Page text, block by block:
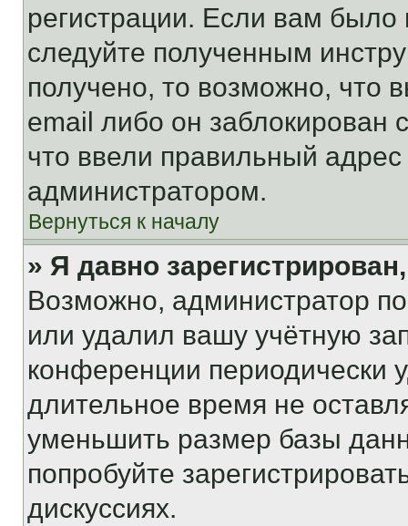
регистрации. Если вам
следуйте полученным
получено, то возможно, что
email либо он
что ввели правильный адрес
администратором.
Вернуться к началу
» Я давно
Возможно, администратор
или удалил вашу учётную
конференции периодически
длительное время не
уменьшить размер базы
попробуйте
дискуссиях.